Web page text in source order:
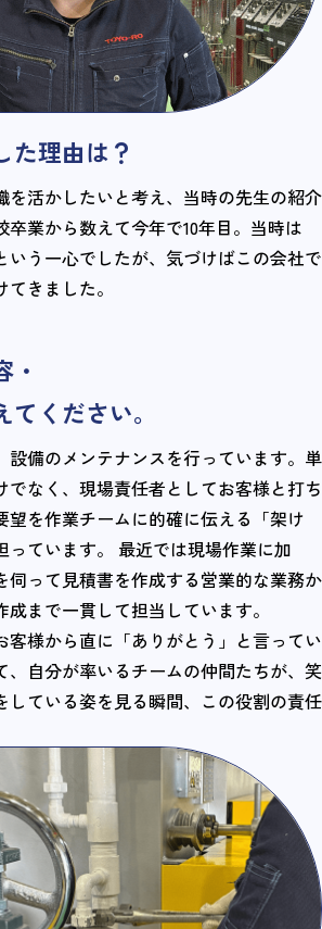
た理由は？
を活かしたいと考え、当時の先生の紹介
卒業から数えて今年で10年目。当時は
いう一心でしたが、気づけばこの会社で
きました。
・
ください。
設備のメンテナンスを行っています。単
でなく、現場責任者としてお客様と打ち
望を作業チームに的確に伝える「架け
っています。 最近では現場作業に加
伺って見積書を作成する営業的な業務か
まで一貫して担当しています。
客様から直に「ありがとう」と言ってい
、自分が率いるチームの仲間たちが、笑
している姿を見る瞬間、この役割の責任